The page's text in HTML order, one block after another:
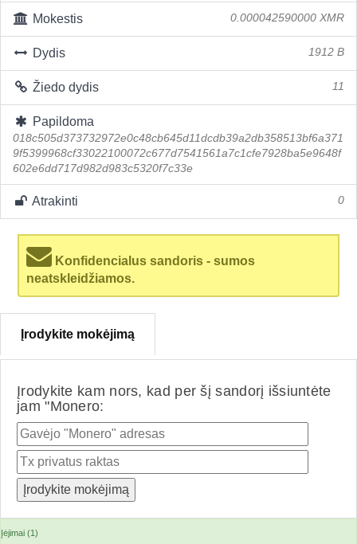
Mokestis 0.000042590000 XMR
Dydis 1912 B
Žiedo dydis 11
Papildoma
018c505d373732972e0c48cb645d11dcdb39a2db358513bf6a371
9f5399968cf33022100072c677d7541561a7c1cfe7928ba5e9648f
602e6dd717d982d983c5320f7c33e
Atrakinti 0
Konfidencialus sandoris - sumos
neatskleidžiamos.
Įrodykite mokėjimą
Įrodykite kam nors, kad per šį sandorį išsiuntėte
jam "Monero:
Įėjimai (1)